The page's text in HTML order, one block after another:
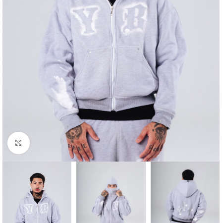
Clique para ampliar